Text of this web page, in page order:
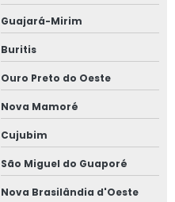
Guajará-Mirim
Buritis
Ouro Preto do Oeste
Nova Mamoré
Cujubim
São Miguel do Guaporé
Nova Brasilândia d'Oeste